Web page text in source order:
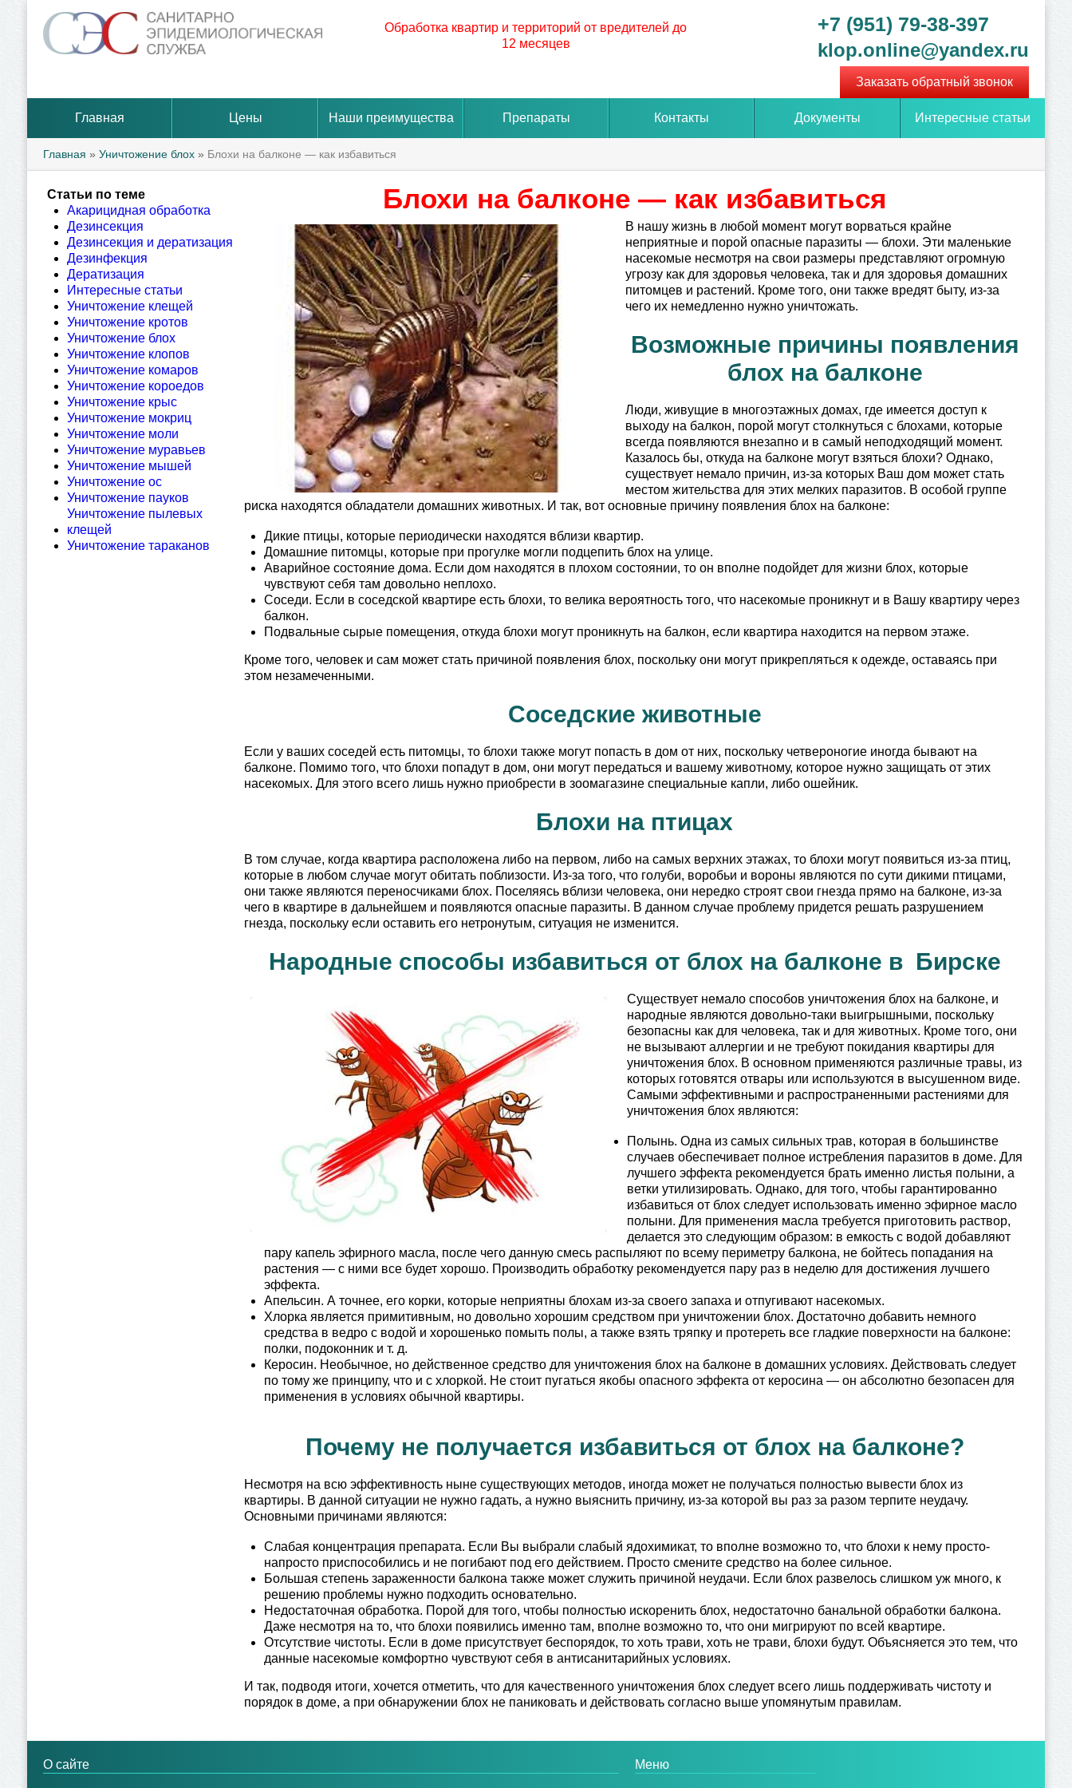
Обработка квартир и территорий от вредителей до
12 месяцев
+7 (951) 79-38-397
klop.online@yandex.ru
Заказать обратный звонок
Главная Цены Наши преимущества Препараты Контакты Документы Интересные статьи
Главная » Уничтожение блох » Блохи на балконе — как избавиться
Блохи на балконе — как избавиться
В нашу жизнь в любой момент могут ворваться крайне
неприятные и порой опасные паразиты — блохи. Эти маленькие
насекомые несмотря на свои размеры представляют огромную
угрозу как для здоровья человека, так и для здоровья домашних
питомцев и растений. Кроме того, они также вредят быту, из-за
чего их немедленно нужно уничтожать.
Возможные причины появления
блох на балконе
Люди, живущие в многоэтажных домах, где имеется доступ к
выходу на балкон, порой могут столкнуться с блохами, которые
всегда появляются внезапно и в самый неподходящий момент.
Казалось бы, откуда на балконе могут взяться блохи? Однако,
существует немало причин, из-за которых Ваш дом может стать
местом жительства для этих мелких паразитов. В особой группе
риска находятся обладатели домашних животных. И так, вот основные причину появления блох на балконе:
Дикие птицы, которые периодически находятся вблизи квартир.
Домашние питомцы, которые при прогулке могли подцепить блох на улице.
Аварийное состояние дома. Если дом находятся в плохом состоянии, то он вполне подойдет для жизни блох, которые
чувствуют себя там довольно неплохо.
Соседи. Если в соседской квартире есть блохи, то велика вероятность того, что насекомые проникнут и в Вашу квартиру через
балкон.
Подвальные сырые помещения, откуда блохи могут проникнуть на балкон, если квартира находится на первом этаже.
Кроме того, человек и сам может стать причиной появления блох, поскольку они могут прикрепляться к одежде, оставаясь при
этом незамеченными.
Соседские животные
Если у ваших соседей есть питомцы, то блохи также могут попасть в дом от них, поскольку четвероногие иногда бывают на
балконе. Помимо того, что блохи попадут в дом, они могут передаться и вашему животному, которое нужно защищать от этих
насекомых. Для этого всего лишь нужно приобрести в зоомагазине специальные капли, либо ошейник.
Блохи на птицах
В том случае, когда квартира расположена либо на первом, либо на самых верхних этажах, то блохи могут появиться из-за птиц,
которые в любом случае могут обитать поблизости. Из-за того, что голуби, воробьи и вороны являются по сути дикими птицами,
они также являются переносчиками блох. Поселяясь вблизи человека, они нередко строят свои гнезда прямо на балконе, из-за
чего в квартире в дальнейшем и появляются опасные паразиты. В данном случае проблему придется решать разрушением
гнезда, поскольку если оставить его нетронутым, ситуация не изменится.
Народные способы избавиться от блох на балконе в Бирске
Существует немало способов уничтожения блох на балконе, и
народные являются довольно-таки выигрышными, поскольку
безопасны как для человека, так и для животных. Кроме того, они
не вызывают аллергии и не требуют покидания квартиры для
уничтожения блох. В основном применяются различные травы, из
которых готовятся отвары или используются в высушенном виде.
Самыми эффективными и распространенными растениями для
уничтожения блох являются:
Полынь. Одна из самых сильных трав, которая в большинстве
случаев обеспечивает полное истребления паразитов в доме. Для
лучшего эффекта рекомендуется брать именно листья полыни, а
ветки утилизировать. Однако, для того, чтобы гарантированно
избавиться от блох следует использовать именно эфирное масло
полыни. Для применения масла требуется приготовить раствор,
делается это следующим образом: в емкость с водой добавляют
пару капель эфирного масла, после чего данную смесь распыляют по всему периметру балкона, не бойтесь попадания на
растения — с ними все будет хорошо. Производить обработку рекомендуется пару раз в неделю для достижения лучшего
эффекта.
Апельсин. А точнее, его корки, которые неприятны блохам из-за своего запаха и отпугивают насекомых.
Хлорка является примитивным, но довольно хорошим средством при уничтожении блох. Достаточно добавить немного
средства в ведро с водой и хорошенько помыть полы, а также взять тряпку и протереть все гладкие поверхности на балконе:
полки, подоконник и т. д.
Керосин. Необычное, но действенное средство для уничтожения блох на балконе в домашних условиях. Действовать следует
по тому же принципу, что и с хлоркой. Не стоит пугаться якобы опасного эффекта от керосина — он абсолютно безопасен для
применения в условиях обычной квартиры.
Почему не получается избавиться от блох на балконе?
Несмотря на всю эффективность ныне существующих методов, иногда может не получаться полностью вывести блох из
квартиры. В данной ситуации не нужно гадать, а нужно выяснить причину, из-за которой вы раз за разом терпите неудачу.
Основными причинами являются:
Слабая концентрация препарата. Если Вы выбрали слабый ядохимикат, то вполне возможно то, что блохи к нему просто-
напросто приспособились и не погибают под его действием. Просто смените средство на более сильное.
Большая степень зараженности балкона также может служить причиной неудачи. Если блох развелось слишком уж много, к
решению проблемы нужно подходить основательно.
Недостаточная обработка. Порой для того, чтобы полностью искоренить блох, недостаточно банальной обработки балкона.
Даже несмотря на то, что блохи появились именно там, вполне возможно то, что они мигрируют по всей квартире.
Отсутствие чистоты. Если в доме присутствует беспорядок, то хоть трави, хоть не трави, блохи будут. Объясняется это тем, что
данные насекомые комфортно чувствуют себя в антисанитарийных условиях.
И так, подводя итоги, хочется отметить, что для качественного уничтожения блох следует всего лишь поддерживать чистоту и
порядок в доме, а при обнаружении блох не паниковать и действовать согласно выше упомянутым правилам.
Статьи по теме
Акарицидная обработка
Дезинсекция
Дезинсекция и дератизация
Дезинфекция
Дератизация
Интересные статьи
Уничтожение клещей
Уничтожение кротов
Уничтожение блох
Уничтожение клопов
Уничтожение комаров
Уничтожение короедов
Уничтожение крыс
Уничтожение мокриц
Уничтожение моли
Уничтожение муравьев
Уничтожение мышей
Уничтожение ос
Уничтожение пауков
Уничтожение пылевых
клещей
Уничтожение тараканов
О сайте Меню